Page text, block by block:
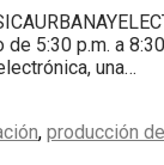
5:30 p.m. a
una…
, producción